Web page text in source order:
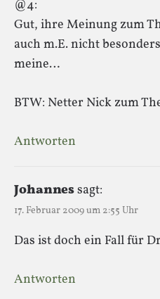
@4:
Gut, ihre Meinung zum
auch m.E. nicht
meine…
BTW: Netter Nick zum
Antworten
Johannessagt:
17. Februar 2009 um 2:55 Uhr
Das ist doch ein Fall für
Antworten